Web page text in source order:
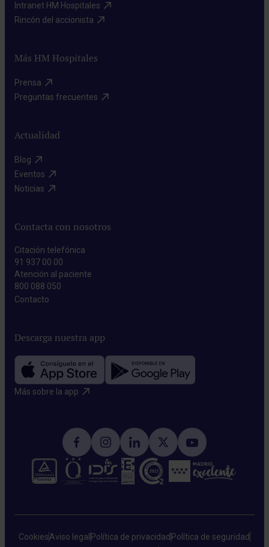
Intranet HM Hospitales​
Rincón del accionista​
Más HM Hospitales
Prensa​
Preguntas frecuentes​
Actualidad
Blog​
Eventos​
Noticias​
Contacta con nosotros
Citación telefónica
91 937 00 00
Atención al paciente
800 088 050
Contacto​
Descarga nuestra app
Más sobre la app​
CookiesAviso legal Política de privacidad Política de seguridad